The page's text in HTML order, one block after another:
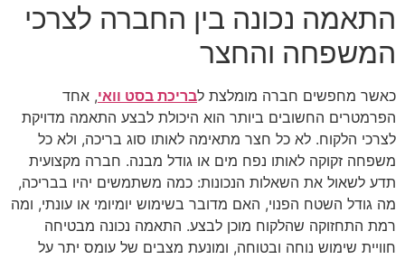
התאמה נכונה בין החברה לצרכי
המשפחה והחצר
כאשר מחפשים חברה מומלצת לבריכת בסט וואי, אחד
הפרמטרים החשובים ביותר הוא היכולת לבצע התאמה מדויקת
לצרכי הלקוח. לא כל חצר מתאימה לאותו סוג בריכה, ולא כל
משפחה זקוקה לאותו נפח מים או גודל מבנה. חברה מקצועית
תדע לשאול את השאלות הנכונות: כמה משתמשים יהיו בבריכה,
מה גודל השטח הפנוי, האם מדובר בשימוש יומיומי או עונתי, ומה
רמת התחזוקה שהלקוח מוכן לבצע. התאמה נכונה מבטיחה
חוויית שימוש נוחה ובטוחה, ומונעת מצבים של עומס יתר על